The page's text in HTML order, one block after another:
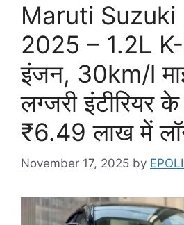
Maruti Suzuki
2025 – 1.2L
इंजन, 30km/l
लग्जरी इंटीरियर
₹6.49 लाख में
November 17, 2025 by